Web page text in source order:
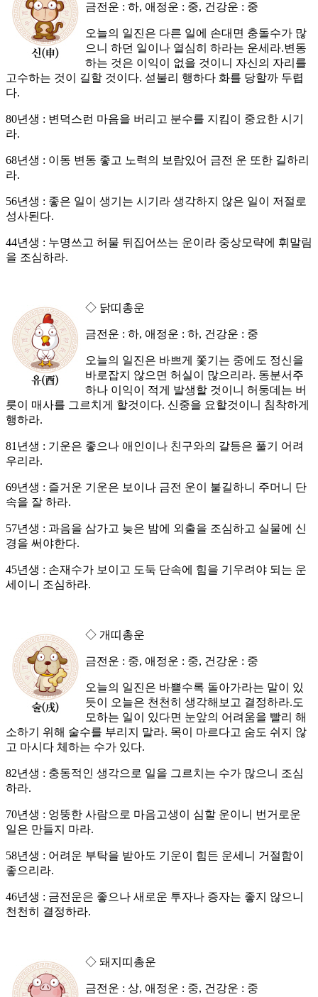
금전운 : 하, 애정운 : 중, 건강운 : 중
오늘의 일진은 다른 일에 손대면 충돌수가 많
으니 하던 일이나 열심히 하라는 운세라.변동
하는 것은 이익이 없을 것이니 자신의 자리를
고수하는 것이 길할 것이다. 섣불리 행하다 화를 당할까 두렵
다.
80년생 : 변덕스런 마음을 버리고 분수를 지킴이 중요한 시기
라.
68년생 : 이동 변동 좋고 노력의 보람있어 금전 운 또한 길하리
라.
56년생 : 좋은 일이 생기는 시기라 생각하지 않은 일이 저절로
성사된다.
44년생 : 누명쓰고 허물 뒤집어쓰는 운이라 중상모략에 휘말림
을 조심하라.
◇ 닭띠총운
금전운 : 하, 애정운 : 하, 건강운 : 중
오늘의 일진은 바쁘게 쫓기는 중에도 정신을
바로잡지 않으면 허실이 많으리라. 동분서주
하나 이익이 적게 발생할 것이니 허둥데는 버
릇이 매사를 그르치게 할것이다. 신중을 요할것이니 침착하게
행하라.
81년생 : 기운은 좋으나 애인이나 친구와의 갈등은 풀기 어려
우리라.
69년생 : 즐거운 기운은 보이나 금전 운이 불길하니 주머니 단
속을 잘 하라.
57년생 : 과음을 삼가고 늦은 밤에 외출을 조심하고 실물에 신
경을 써야한다.
45년생 : 손재수가 보이고 도둑 단속에 힘을 기우려야 되는 운
세이니 조심하라.
◇ 개띠총운
금전운 : 중, 애정운 : 중, 건강운 : 중
오늘의 일진은 바쁠수록 돌아가라는 말이 있
듯이 오늘은 천천히 생각해보고 결정하라.도
모하는 일이 있다면 눈앞의 어려움을 빨리 해
소하기 위해 술수를 부리지 말라. 목이 마르다고 숨도 쉬지 않
고 마시다 체하는 수가 있다.
82년생 : 충동적인 생각으로 일을 그르치는 수가 많으니 조심
하라.
70년생 : 엉뚱한 사람으로 마음고생이 심할 운이니 번거로운
일은 만들지 마라.
58년생 : 어려운 부탁을 받아도 기운이 힘든 운세니 거절함이
좋으리라.
46년생 : 금전운은 좋으나 새로운 투자나 증자는 좋지 않으니
천천히 결정하라.
◇ 돼지띠총운
금전운 : 상, 애정운 : 중, 건강운 : 중